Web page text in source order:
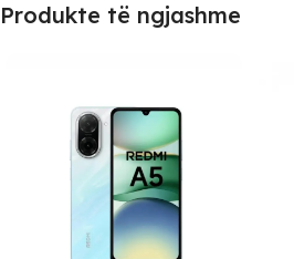
Produkte të ngjashme